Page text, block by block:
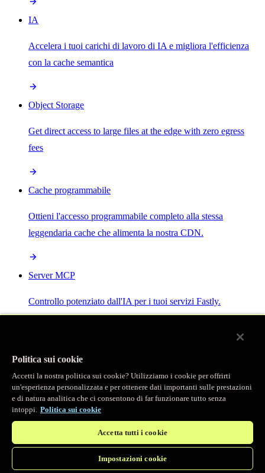
IA
Accelera i tuoi carichi di lavoro di IA e migliora l'efficienza
con la cache semantica
Object Storage
Get direct access to large files at the edge with zero egress
fees
Cache programmabile
Ottieni l'accesso programmabile completo alla stessa
leggendaria cache che alimenta la nostra CDN.
Server MCP
Controllo potenziato dall'IA per i tuoi servizi Fastly.
Main menu
/ Prodotti
Osservabilità
Logging in tempo reale
Politica sui cookie
Accetti la nostra politica sui cookie? Utilizziamo i cookie per offrirti
un'esperienza personalizzata e per ottenere dati importanti sulle prestazioni
e di natura analitica che ci consentono di far funzionare tutto senza
intoppi. Politica sui cookie
Accetta tutti i cookie
Impostazioni cookie